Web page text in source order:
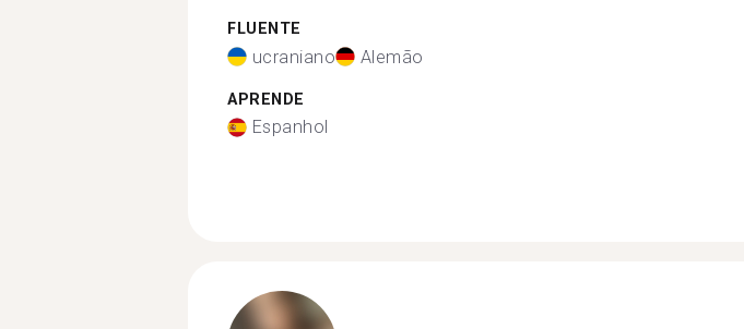
FLUENTE
ucraniano Alemão
APRENDE
Espanhol